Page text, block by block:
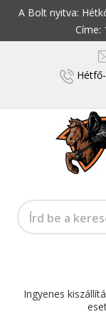
A Bolt nyitva:
Címe:
Ingyenes